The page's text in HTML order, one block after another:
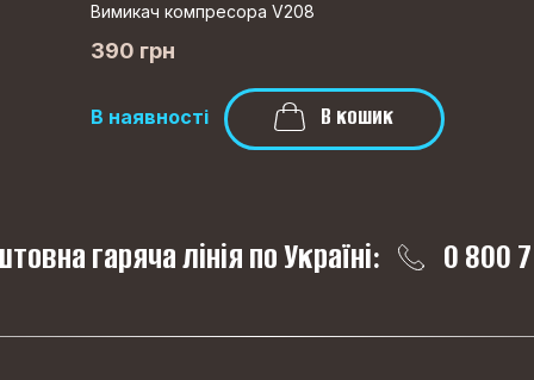
Вимикач компресора V208
390 грн
В наявності В кошик
гаряча лінія по Україні: 0 800